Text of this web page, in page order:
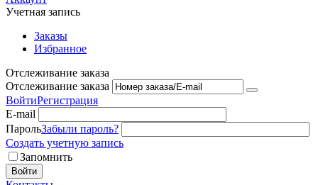
Учетная запись
Заказы
Избранное
Отслеживание заказа
Отслеживание заказа
ВойтиРегистрация
E-mail
ПарольЗабыли пароль?
Создать учетную запись
Запомнить
Войти